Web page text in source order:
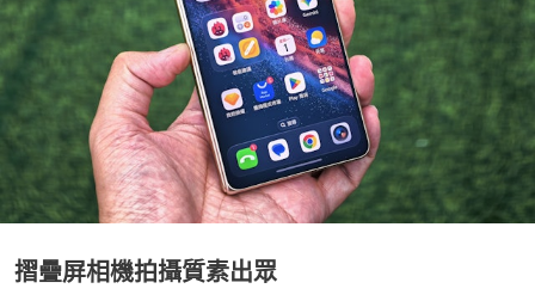
摺疊屏相機拍攝質素出眾